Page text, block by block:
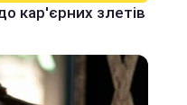
кар'єрних злетів